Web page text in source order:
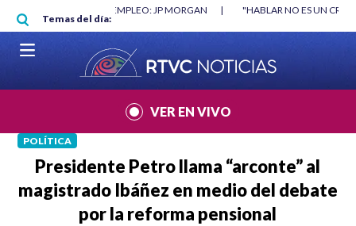
Pasar al contenido principal
Temas del día:
MÍNIMO NO DESTRUYÓ EMPLEO: JP MORGAN |
"HABLAR NO ES UN
MUNDIAL 2026
|
VER EN VIVO
POLÍTICA
Presidente Petro llama “arconte” al
magistrado Ibáñez en medio del debate
por la reforma pensional